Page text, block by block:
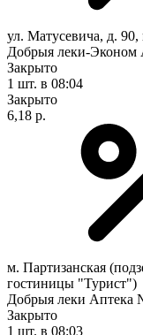
ул. Матусевича, д.
Добрыя леки-Эконом
Закрыто
1 шт. в 08:04
Закрыто
6,18 р.
м. Партизанская
гостиницы "Турист")
Добрыя леки Аптека
Закрыто
1 шт. в 08:03